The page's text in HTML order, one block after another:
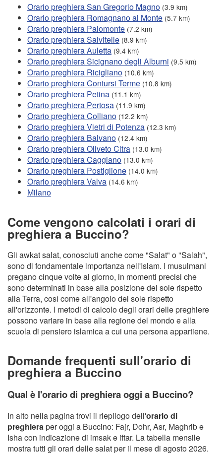
Orario preghiera San Gregorio Magno (3.9 km)
Orario preghiera Romagnano al Monte (5.7 km)
Orario preghiera Palomonte (7.2 km)
Orario preghiera Salvitelle (8.9 km)
Orario preghiera Auletta (9.4 km)
Orario preghiera Sicignano degli Alburni (9.5 km)
Orario preghiera Ricigliano (10.6 km)
Orario preghiera Contursi Terme (10.8 km)
Orario preghiera Petina (11.1 km)
Orario preghiera Pertosa (11.9 km)
Orario preghiera Colliano (12.2 km)
Orario preghiera Vietri di Potenza (12.3 km)
Orario preghiera Balvano (12.4 km)
Orario preghiera Oliveto Citra (13.0 km)
Orario preghiera Caggiano (13.0 km)
Orario preghiera Postiglione (14.0 km)
Orario preghiera Valva (14.6 km)
Milano
Come vengono calcolati i orari di
preghiera a Buccino?
Gli awkat salat, conosciuti anche come "Salat" o "Salah",
sono di fondamentale importanza nell'Islam. I musulmani
pregano cinque volte al giorno, in momenti precisi che
sono determinati in base alla posizione del sole rispetto
alla Terra, così come all'angolo del sole rispetto
all'orizzonte. I metodi di calcolo degli orari delle preghiere
possono variare in base alla regione del mondo e alla
scuola di pensiero islamica a cui una persona appartiene.
Domande frequenti sull'orario di
preghiera a Buccino
Qual è l'orario di preghiera oggi a Buccino?
In alto nella pagina trovi il riepilogo dell'orario di
preghieraper oggi a Buccino: Fajr, Dohr, Asr, Maghrib e
Isha con indicazione di imsak e iftar. La tabella mensile
mostra tutti gli orari delle salat per il mese di agosto 2026.